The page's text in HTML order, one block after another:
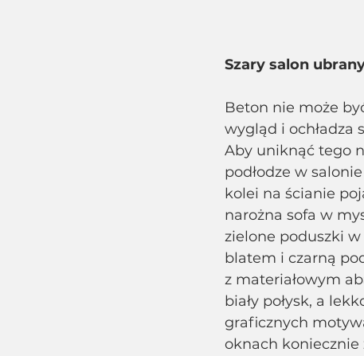
Szary salon
Beton nie może
wygląd i ochładza
Aby uniknąć tego
podłodze w
kolei na ścianie
narożna sofa w
zielone poduszki
blatem i czarną
z materiałowym
biały połysk, a
graficznych
oknach koniecznie